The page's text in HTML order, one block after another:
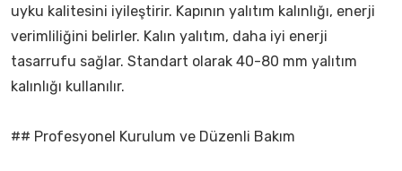
uyku kalitesini iyileştirir. Kapının yalıtım kalınlığı, enerji
verimliliğini belirler. Kalın yalıtım, daha iyi enerji
tasarrufu sağlar. Standart olarak 40-80 mm yalıtım
kalınlığı kullanılır.
## Profesyonel Kurulum ve Düzenli Bakım